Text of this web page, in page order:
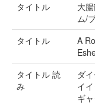
タイトル
大
ム/
タイトル
A
タイトル 読
み
ダ
イ
ギ